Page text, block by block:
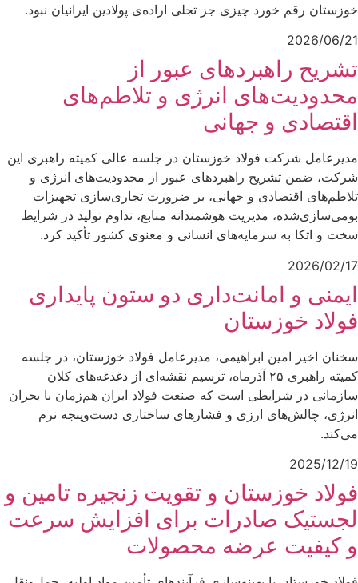
خوزستان رقم خورد چیزی جز تجلی اراده‌ی پولادین ایرانیان نبود.
2026/06/21
تشریح راهبردهای عبور از
محدودیت‌های انرژی و تلاطم‌های
اقتصادی و جهانی
مدیرعامل شرکت فولاد خوزستان در جلسه عالی کمیته راهبری این
شرکت، ضمن تشریح راهبردهای عبور از محدودیت‌های انرژی و
تلاطم‌های اقتصادی و جهانی، بر ضرورت تجاری‌سازی تجهیزات
بومی‌سازی‌شده، مدیریت هوشمندانه منابع، تداوم تولید در شرایط
سخت و اتکا به سرمایه‌های انسانی و معنوی کشور تأکید کرد.
2026/02/17
ایمنی و امانت‌داری دو ستون پایداری
فولاد خوزستان
سخنان اخیر امین ابراهیمی، مدیرعامل فولاد خوزستان، در جلسه
کمیته راهبری ۲۵ آذرماه، ترسیم نقشه‌ای از دغدغه‌های کلان
سازمانی در شرایطی است که صنعت فولاد ایران هم‌زمان با بحران
انرژی، چالش‌های ارزی و فشارهای ساختاری دست‌وپنجه نرم
می‌کند.
2025/12/19
فولاد خوزستان و تقویت زنجیره تامین و
لجستیک صادرات برای افزایش سرعت
و کیفیت عرضه محصولات